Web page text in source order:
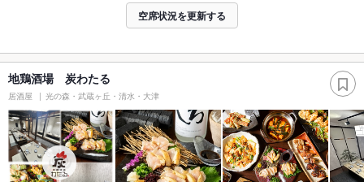
空席状況を更新する
地鶏酒場 炭わたる
居酒屋 光の森・武蔵ヶ丘・清水・大津